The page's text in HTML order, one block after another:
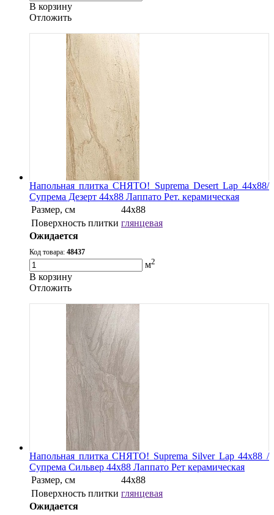
В корзину
Oтложить
Напольная плитка СНЯТО! Suprema Desert Lap 44х88/
Супрема Дезерт 44х88 Лаппато Рет. керамическая
Размер, см
44х88
Поверхность плитки глянцевая
Ожидается
Код товара: 48437
м2
В корзину
Oтложить
Напольная плитка СНЯТО! Suprema Silver Lap 44х88 /
Супрема Сильвер 44х88 Лаппато Рет керамическая
Размер, см
44х88
Поверхность плитки глянцевая
Ожидается